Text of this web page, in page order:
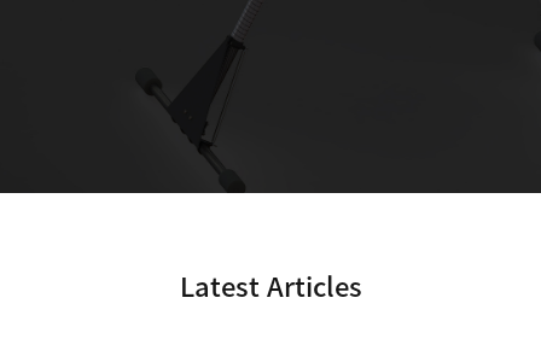
Latest Articles